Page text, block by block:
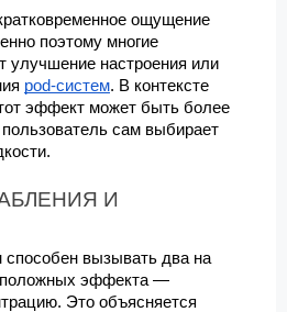
ощущение
поэтому многие
улучшение настроения или
pod-систем. В контексте
эффект может быть более
сам выбирает
И
способен вызывать два на
эффекта —
Это объясняется